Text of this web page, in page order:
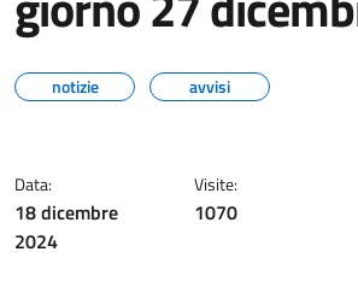
notizie avvisi
Data:
18 dicembre
2024
Visite:
1070